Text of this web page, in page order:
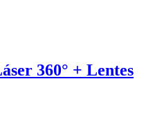
360° + Lentes